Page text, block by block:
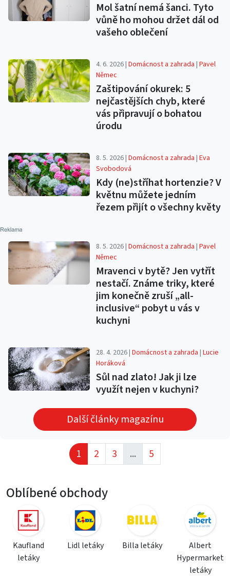
Mol šatní nemá šanci. Tyto
vůně ho mohou držet dál od
vašeho oblečení
4. 6. 2026 |Domácnost a zahrada |Pavel
Němec
Zaštipování okurek: 5
nejčastějších chyb, které
vás připravují o bohatou
úrodu
8. 5. 2026 |Domácnost a zahrada |Eva
Svobodová
Kdy (ne)stříhat hortenzie? V
květnu můžete jedním
řezem přijít o všechny květy
8. 5. 2026 |Domácnost a zahrada |Pavel
Němec
Mravenci v bytě? Jen vytřít
nestačí. Známe triky, které
jim konečně zruší „all-
inclusive“ pobyt u vás v
kuchyni
28. 4. 2026 |Domácnost a zahrada |Lucie
Horáková
Sůl nad zlato! Jak ji lze
využít nejen v kuchyni?
Další články magazínu
1 2 3 ... 5
Oblíbené obchody
Kaufland
letáky
Lidl letáky Billa letáky
Albert
Hypermarket
letáky